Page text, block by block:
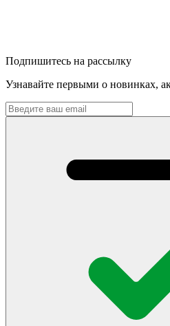
Подпишитесь на рассылку
Узнавайте первыми о новинках,